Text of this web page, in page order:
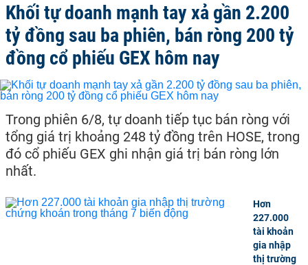
Khối tự doanh mạnh tay xả gần 2.200
tỷ đồng sau ba phiên, bán ròng 200 tỷ
đồng cổ phiếu GEX hôm nay
Trong phiên 6/8, tự doanh tiếp tục bán ròng với
tổng giá trị khoảng 248 tỷ đồng trên HOSE, trong
đó cổ phiếu GEX ghi nhận giá trị bán ròng lớn
nhất.
Hơn
227.000
tài khoản
gia nhập
thị trường